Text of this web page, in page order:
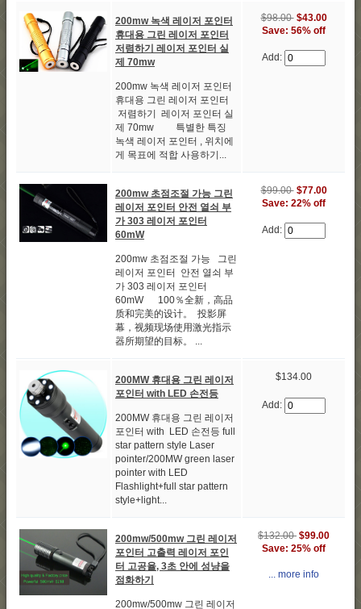
200mw 녹색 레이저 포인터
휴대용 그린 레이저 포인터
저렴하기 레이저 포인터 실
제 70mw
200mw 녹색 레이저 포인터
휴대용 그린 레이저 포인터
저렴하기 레이저 포인터 실
제 70mw 특별한 특징
녹색 레이저 포인터 , 위치에
게 목표에 적합 사용하기...
$98.00 $43.00
Save: 56% off
Add:
200mw 초점조절 가능 그린
레이저 포인터 안전 열쇠 부
가 303 레이저 포인터
60mW
200mw 초점조절 가능 그린
레이저 포인터 안전 열쇠 부
가 303 레이저 포인터
60mW 100％全新，高品
质和完美的设计。 投影屏
幕，视频现场使用激光指示
器所期望的目标。 ...
$99.00 $77.00
Save: 22% off
Add:
200MW 휴대용 그린 레이저
포인터 with LED 손전등
200MW 휴대용 그린 레이저
포인터 with LED 손전등 full
star pattern style Laser
pointer/200MW green laser
pointer with LED
Flashlight+full star pattern
style+light...
$134.00
Add:
200mw/500mw 그린 레이저
포인터 고출력 레이저 포인
터 고공율, 3초 안에 성냥을
점화하기
200mw/500mw 그린 레이저
$132.00 $99.00
Save: 25% off
... more info